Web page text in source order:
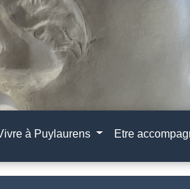
à Puylaurens Etre